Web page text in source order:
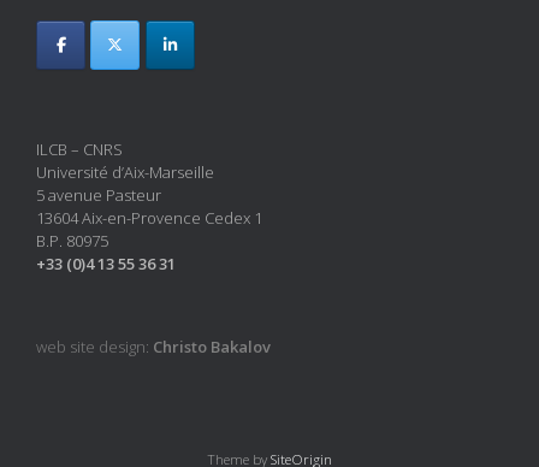
ILCB – CNRS
Université d’Aix-Marseille
5 avenue Pasteur
13604 Aix-en-Provence Cedex 1
B.P. 80975
+33 (0)4 13 55 36 31
web site design: Christo Bakalov
Theme by SiteOrigin